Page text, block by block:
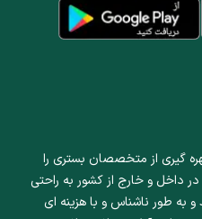
گیری از متخصصان بستری را
در داخل و خارج از کشور به راحتی
به طور ناشناس و با هزینه ای